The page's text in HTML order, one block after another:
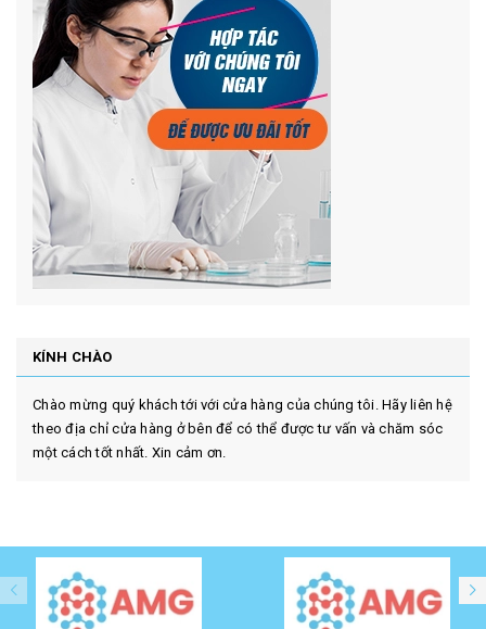
KÍNH CHÀO
Chào mừng quý khách tới với cửa hàng của chúng tôi. Hãy liên hệ
theo địa chỉ cửa hàng ở bên để có thể được tư vấn và chăm sóc
một cách tốt nhất. Xin cảm ơn.